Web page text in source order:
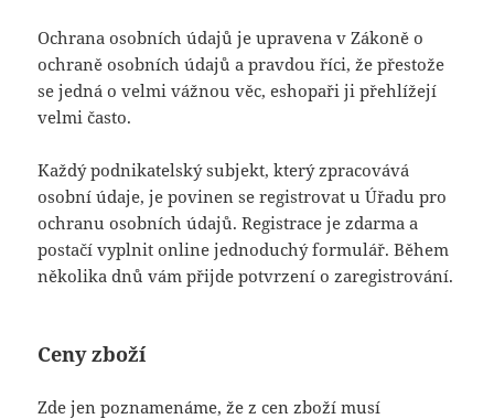
Ochrana osobních údajů je upravena v Zákoně o
ochraně osobních údajů a pravdou říci, že přestože
se jedná o velmi vážnou věc, eshopaři ji přehlížejí
velmi často.
Každý podnikatelský subjekt, který zpracovává
osobní údaje, je povinen se registrovat u Úřadu pro
ochranu osobních údajů. Registrace je zdarma a
postačí vyplnit online jednoduchý formulář. Během
několika dnů vám přijde potvrzení o zaregistrování.
Ceny zboží
Zde jen poznamenáme, že z cen zboží musí